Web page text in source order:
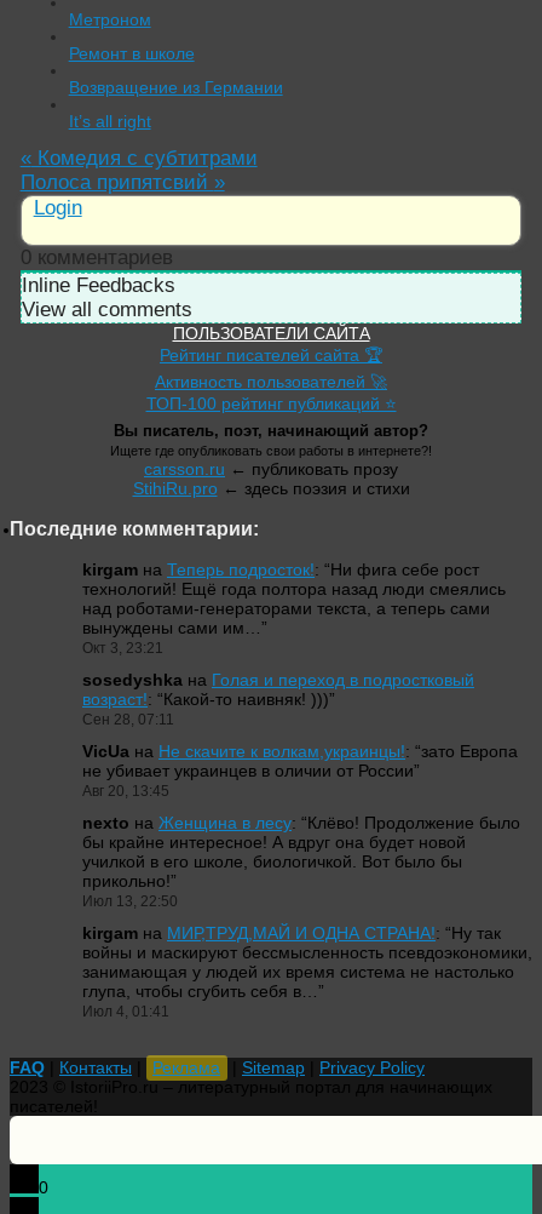
Метроном
Ремонт в школе
Возвращение из Германии
It’s all right
«Комедия с субтитрами
Полоса припятсвий »
Login
0комментариев
Inline Feedbacks
View all comments
ПОЛЬЗОВАТЕЛИ САЙТА
Рейтинг писателей сайта 🏆
Активность пользователей 🚀
ТОП-100 рейтинг публикаций ⭐
Вы писатель, поэт, начинающий автор?
Ищете где опубликовать свои работы в интернете?!
carsson.ru ← публиковать прозу
StihiRu.pro ← здесь поэзия и стихи
Последние комментарии:
kirgam на Теперь подросток!: “Ни фига себе рост
технологий! Ещё года полтора назад люди смеялись
над роботами-генераторами текста, а теперь сами
вынуждены сами им…”
Окт 3, 23:21
sosedyshka на Голая и переход в подростковый
возраст!: “Какой-то наивняк! )))”
Сен 28, 07:11
VicUa на Не скачите к волкам,украинцы!: “зато Европа
не убивает украинцев в оличии от России”
Авг 20, 13:45
nexto на Женщина в лесу: “Клёво! Продолжение было
бы крайне интересное! А вдруг она будет новой
училкой в его школе, биологичкой. Вот было бы
прикольно!”
Июл 13, 22:50
kirgam на МИР,ТРУД,МАЙ И ОДНА СТРАНА!: “Ну так
войны и маскируют бессмысленность псевдоэкономики,
занимающая у людей их время система не настолько
глупа, чтобы сгубить себя в… ”
Июл 4, 01:41
FAQ Контакты Реклама Sitemap
Privacy Policy
2023 © IstoriiPro.ru – литературный портал для начинающих
0